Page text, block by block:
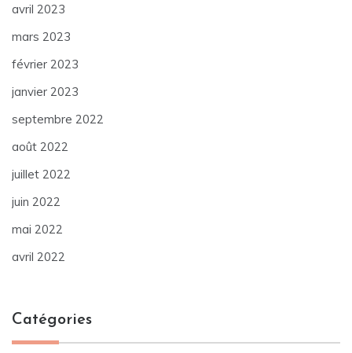
avril 2023
mars 2023
février 2023
janvier 2023
septembre 2022
août 2022
juillet 2022
juin 2022
mai 2022
avril 2022
Catégories